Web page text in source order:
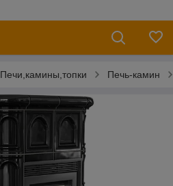
Печи,камины,топки Печь-камин